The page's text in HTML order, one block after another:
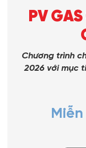
PV
Chương trình
2026 với mục